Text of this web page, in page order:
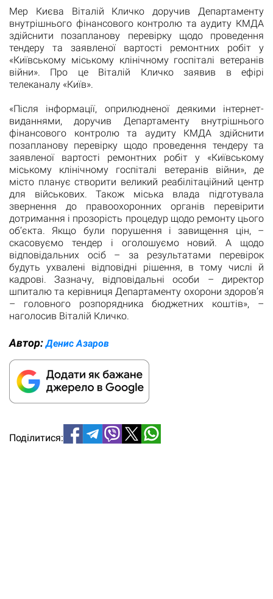
Мер Києва Віталій Кличко доручив Департаменту
внутрішнього фінансового контролю та аудиту КМДА
здійснити позапланову перевірку щодо проведення
тендеру та заявленої вартості ремонтних робіт у
«Київському міському клінічному госпіталі ветеранів
війни». Про це Віталій Кличко заявив в ефірі
телеканалу «Київ».
«Після інформації, оприлюдненої деякими інтернет-
виданнями, доручив Департаменту внутрішнього
фінансового контролю та аудиту КМДА здійснити
позапланову перевірку щодо проведення тендеру та
заявленої вартості ремонтних робіт у «Київському
міському клінічному госпіталі ветеранів війни», де
місто планує створити великий реабілітаційний центр
для військових. Також міська влада підготувала
звернення до правоохоронних органів перевірити
дотримання і прозорість процедур щодо ремонту цього
об’єкта. Якщо були порушення і завищення цін, –
скасовуємо тендер і оголошуємо новий. А щодо
відповідальних осіб – за результатами перевірок
будуть ухвалені відповідні рішення, в тому числі й
кадрові. Зазначу, відповідальні особи – директор
шпиталю та керівниця Департаменту охорони здоров’я
– головного розпорядника бюджетних коштів», –
наголосив Віталій Кличко.
Автор:Денис Азаров
Поділитися: